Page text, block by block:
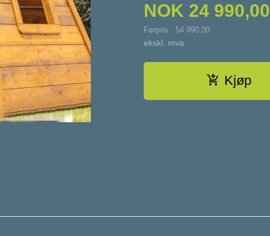
NOK 24 990,00
Førpris: 54 990,00
Rabatt
ekskl. mva.
Kjøp